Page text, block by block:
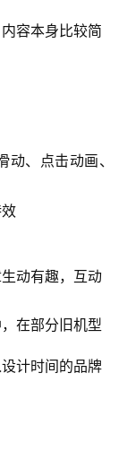
容本身比较简
、点击动画、
动有趣，互动
在部分旧机型
计时间的品牌